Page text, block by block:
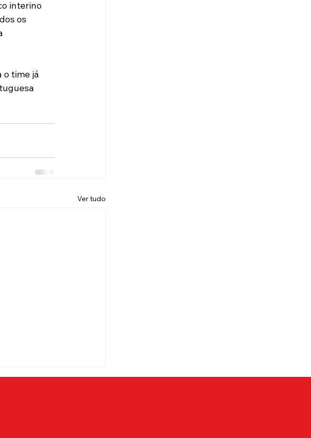
Torcedor
interino
os
o time já
Ver tudo